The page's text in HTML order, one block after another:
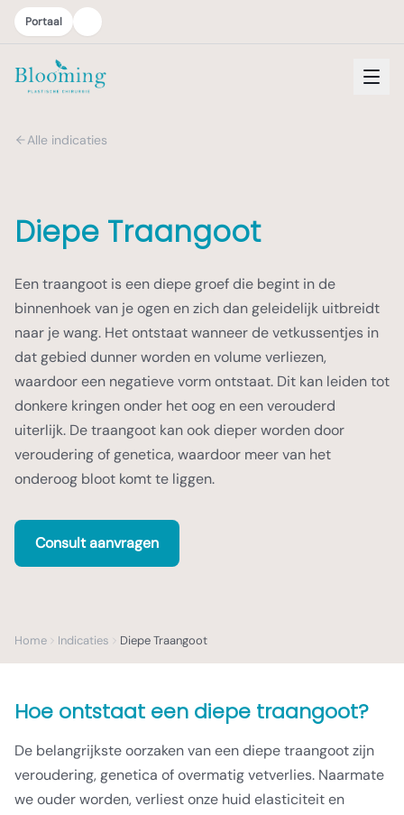
Portaal
Alle indicaties
Diepe Traangoot
Een traangoot is een diepe groef die begint in de
binnenhoek van je ogen en zich dan geleidelijk uitbreidt
naar je wang. Het ontstaat wanneer de vetkussentjes in
dat gebied dunner worden en volume verliezen,
waardoor een negatieve vorm ontstaat. Dit kan leiden tot
donkere kringen onder het oog en een verouderd
uiterlijk. De traangoot kan ook dieper worden door
veroudering of genetica, waardoor meer van het
onderoog bloot komt te liggen.
Consult aanvragen
Home Indicaties Diepe Traangoot
Hoe ontstaat een diepe traangoot?
De belangrijkste oorzaken van een diepe traangoot zijn
veroudering, genetica of overmatig vetverlies. Naarmate
we ouder worden, verliest onze huid elasticiteit en